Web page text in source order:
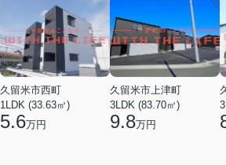
久留米市西町
1LDK (33.63㎡)
5.6万円
久留米市上津町
3LDK (83.70㎡)
9.8万円